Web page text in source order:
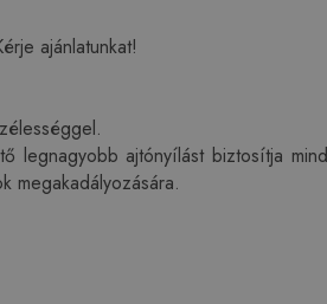
ajánlatunkat!
legnagyobb ajtónyílást biztosítja
megakadályozására.